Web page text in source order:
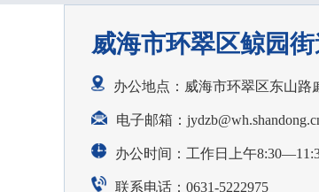
威海市环翠区鲸园
办公地点：威海市环翠区东山路
电子邮箱：
办公时间：工作日上午
联系电话：0631-5222975